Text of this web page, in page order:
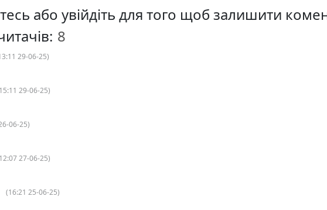
або увійдіть для того щоб залишити
29-06-25)
29-06-25)
06-25)
27-06-25)
(16:21 25-06-25)